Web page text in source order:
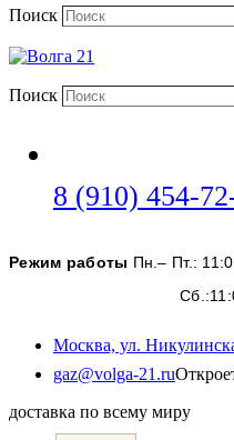
Поиск
Поиск
8 (910) 454-
Режим работы Пн.– Пт.:
Сб.:11:00 до
Москва, ул.
gaz@volga-21.ru
доставка по всему миру